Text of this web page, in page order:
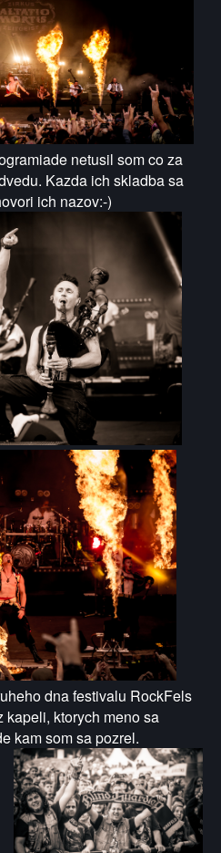
netusil som co za
Kazda ich skladba sa
ich nazov:-)
dna festivalu RockFels
ktorych meno sa
kam som sa pozrel.